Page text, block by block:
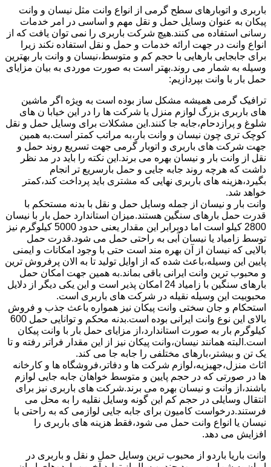
باربری و اتوبارهای سطح گرمی از انواع وانت مثل نیسان و وانت
پیکان به عنوان وسایل حمل و نقل مهم و اساسی در امر خدمات
رسانی استفاده می کنند.هیچ شرکت باربری را نمی توان یافت که از
انواع وانت در جهت ارائه خدمات و حمل و نقل استفاده نکند زیرا
برای جابجایی بارهایی با حجم کم و متوسط،نیسان و وانت بار بهترین
وسیله به شمار می روند.بهتر است به صورت موردی به بیان مزایای
حمل بار با وانت بپردازیم:
ترافیک گرمی همیشه مشکل ساز بوده است به ویژه اگر ماشین
های باربری بزرگ لوازم منزل یا شرکت ها را در این خیابا ن های
شلوغ و پرازدحام،جابه جا کنند.این مشکلات برای وسایل حمل و نقل
کوچک تری چون نیسان و وانت بار،به مراتب کمتر است.به همین
جهت شرکت های باربری و اتوبار گرمی جهت تسریع روند حمل و
نقل از وانت بار و نیسان بهره می برند.این نکته را باید در مد نظر
داشت که هرچه روند جابه جایی و حمل بارسریع تر انجام
بگیرد،هزینه های باربری نهایی که مشتری باید پرداخت کند،کمتر
خواهد شد.
وانت بار و نیسان از جمله وسایل حمل و نقل با بدنه مستحکم با
قدرت حمل بارهای سنگین هستند.میزان استاندارد حمل بار با نیسان
2800 کیلو است اما دوبرابر این مقدار یعنی حدود 5000 کیلوگرم نیز
توسط زامیاد یا نیسان آبی به راحتی حمل می شود.قدرت حمل
بالایی که نیسان از آن بهره مند است حتی با وجود امکانات و ایمنی
پایین این وسیله،باعث شده که از اوایل تولید تا به الان پرفروش ترین
و محبوب ترین وانت ایرانی باقی بماند.به همین جهت امکان حمل
بارهای سنگین با زامیاد 24 امکان پذیر است و این یکی دیگر از دلایل
محبوبیت این وسیله نقیله در شرکت های باربری است.
استحکام و جان سختی وانت پیکان نیز همواره باعث جذب و فروش
بالای این نوع وانت ایرانی بوده است.بدنه محکم و توانایی حمل 600
کیلوگرم بار به صورت استاندارد،از مزایای حمل بار با وانت پیکان
است.البته همانند نیسان،وانت پیکان نیز از این مقدار فراتر رفته و تا
یک تن و بیشتر،بارهای مختلفی را جابه جا می کند.
اثاث منزل،جهیزیه،لوازم شرکت ها و دفاتر،فروشگاه ها و کارخانه
ها در صورتی که در حجم پایین و متوسط خواهان جابه جایی لوازم
باشند،از وانت و نیسان بهره می برند.شرکت های باربری نیز برای
انتقال وسایلی در حجم کم این گونه وسایل نقلیه را به محل می
فرستند.درخواست کامیون برای جابه جایی لوازمی که به راحتی با
نیسان یا انواع وانت حمل می شود،فقط هزینه های باربری را
افزایش می دهد.
وانت باریا باردو از محبوب ترین وسایل حمل و نقل و باربری در